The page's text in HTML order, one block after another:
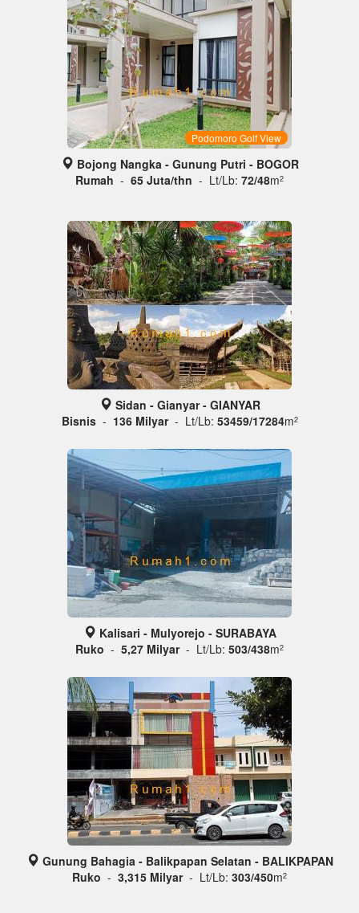
Podomoro Golf View
Bojong Nangka - Gunung Putri - BOGOR
Rumah - 65 Juta/thn - Lt/Lb: 72/48m2
Sidan - Gianyar - GIANYAR
Bisnis- 136 Milyar - Lt/Lb: 53459/17284m2
Kalisari - Mulyorejo - SURABAYA
Ruko - 5,27 Milyar - Lt/Lb: 503/438m2
Gunung Bahagia - Balikpapan Selatan - BALIKPAPAN
Ruko - 3,315 Milyar - Lt/Lb: 303/450m2